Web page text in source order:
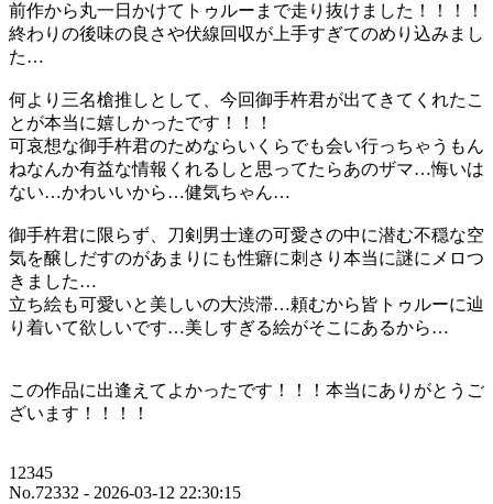
前作から丸一日かけてトゥルーまで走り抜けました！！！！
終わりの後味の良さや伏線回収が上手すぎてのめり込みまし
た…
何より三名槍推しとして、今回御手杵君が出てきてくれたこ
とが本当に嬉しかったです！！！
可哀想な御手杵君のためならいくらでも会い行っちゃうもん
ねなんか有益な情報くれるしと思ってたらあのザマ…悔いは
ない…かわいいから…健気ちゃん…
御手杵君に限らず、刀剣男士達の可愛さの中に潜む不穏な空
気を醸しだすのがあまりにも性癖に刺さり本当に謎にメロつ
きました…
立ち絵も可愛いと美しいの大渋滞…頼むから皆トゥルーに辿
り着いて欲しいです…美しすぎる絵がそこにあるから…
この作品に出逢えてよかったです！！！本当にありがとうご
ざいます！！！！
12345
No.72332 - 2026-03-12 22:30:15